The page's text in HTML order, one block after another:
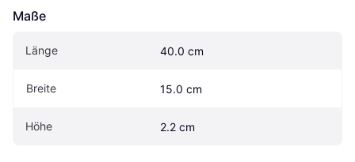
Maße
Länge 40.0 cm
Breite 15.0 cm
Höhe 2.2 cm